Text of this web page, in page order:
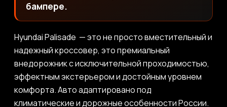
бампере.
Hyundai Palisade — это не просто вместительный и
надежный кроссовер, это премиальный
внедорожник с исключительной проходимостью,
эффектным экстерьером и достойным уровнем
комфорта. Авто адаптировано под
климатические и дорожные особенности России.